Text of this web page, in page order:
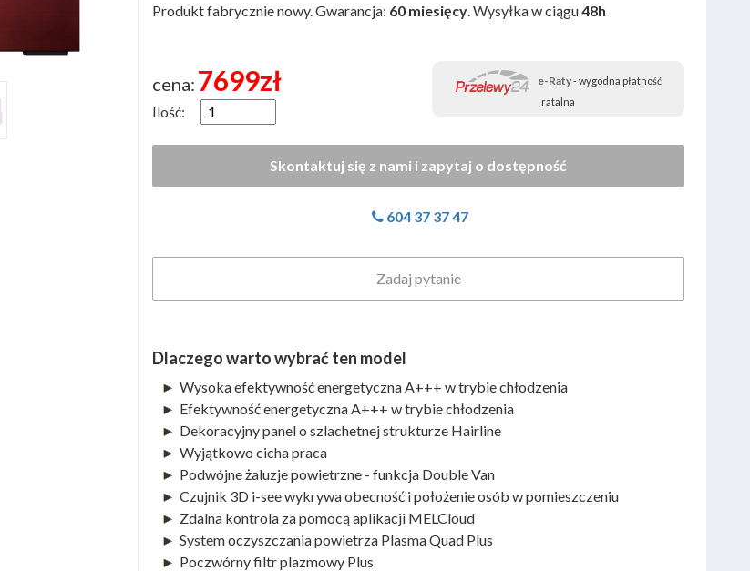
Produkt fabrycznie nowy. Gwarancja: 60 miesięcy . Wysyłka w ciągu48h
cena: 7699zł
Ilość:
e-Raty- wygodna płatność
ratalna
604 37 37 47
Zadaj pytanie
Dlaczego warto wybrać ten model
Wysoka efektywność energetyczna A+++ w trybie chłodzenia
Efektywność energetyczna A+++ w trybie chłodzenia
Dekoracyjny panel o szlachetnej strukturze Hairline
Wyjątkowo cicha praca
Podwójne żaluzje powietrzne - funkcja Double Van
Czujnik 3D i-see wykrywa obecność i położenie osób w pomieszczeniu
Zdalna kontrola za pomocą aplikacji MELCloud
System oczyszczania powietrza Plasma Quad Plus
Poczwórny filtr plazmowy Plus